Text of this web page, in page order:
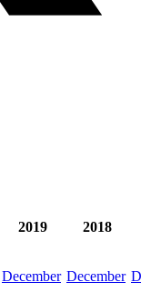
2019 2018
December December